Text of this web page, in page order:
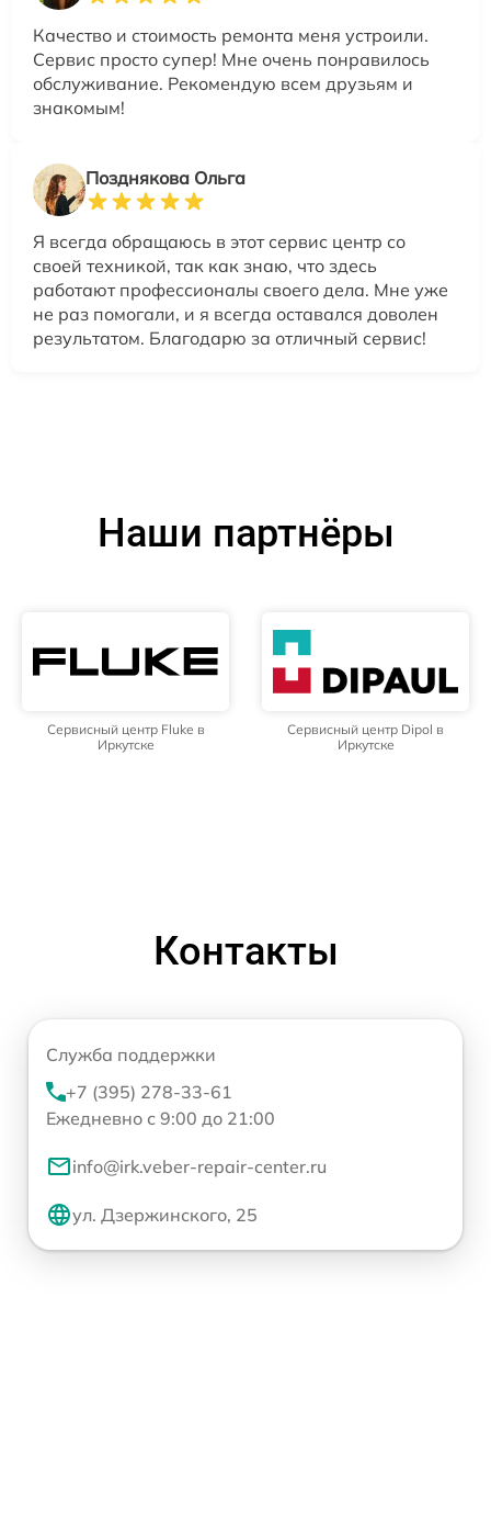
Качество и стоимость ремонта меня устроили.
Сервис просто супер! Мне очень понравилось
обслуживание. Рекомендую всем друзьям и
знакомым!
Позднякова Ольга
Я всегда обращаюсь в этот сервис центр со
своей техникой, так как знаю, что здесь
работают профессионалы своего дела. Мне уже
не раз помогали, и я всегда оставался доволен
результатом. Благодарю за отличный сервис!
Наши партнёры
Сервисный центр Fluke в
Иркутске
Сервисный центр Dipol в
Иркутске
Контакты
Служба поддержки
+7 (395) 278-33-61
Ежедневно с 9:00 до 21:00
info@irk.veber-repair-center.ru
ул. Дзержинского, 25